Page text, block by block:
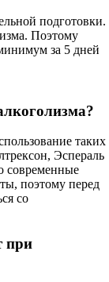
подготовки.
Поэтому
за 5 дней
таких
Эспераль
современные
поэтому перед
со
при